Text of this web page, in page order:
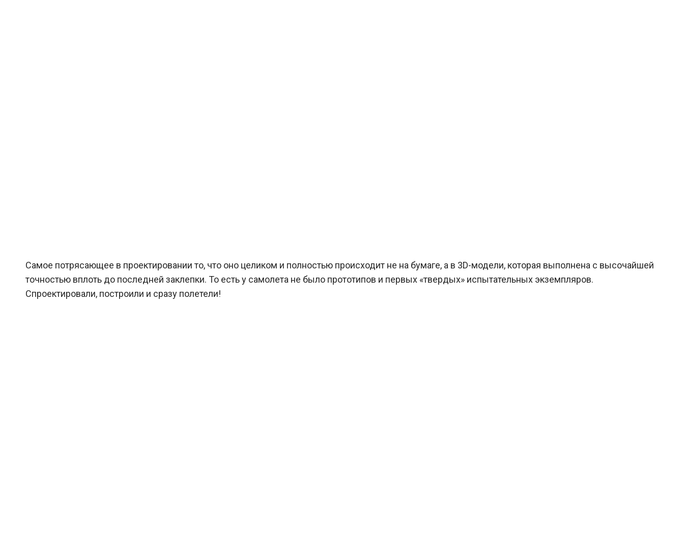
Самое потрясающее в проектировании то, что оно целиком и полностью происходит не на бумаге, а в 3D-модели, которая выполнена с высочайшей
точностью вплоть до последней заклепки. То есть у самолета не было прототипов и первых «твердых» испытательных экземпляров.
Спроектировали, построили и сразу полетели!